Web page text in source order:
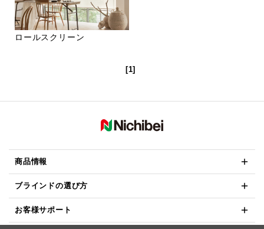
ロールスクリーン
[1]
商品情報
ブラインドの選び方
お客様サポート